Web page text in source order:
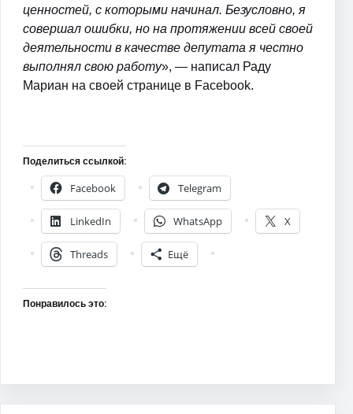
ценностей, с которыми начинал. Безусловно, я
совершал ошибки, но на протяжении всей своей
деятельности в качестве депутата я честно
выполнял свою работу», — написал Раду
Мариан на своей странице в Facebook.
Поделиться ссылкой:
Facebook
Telegram
LinkedIn WhatsApp X
Threads Ещё
Понравилось это: